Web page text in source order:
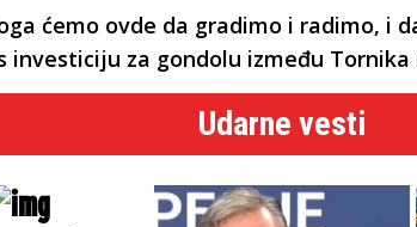
ćemo ovde da gradimo i radimo, i
investiciju za gondolu između Tornika
Udarne vesti